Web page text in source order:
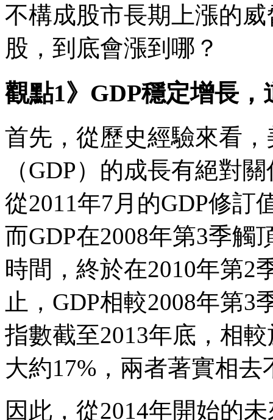
不構成股市長期上漲的
股，到底會漲到哪？
觀點1》GDP穩定增長
首先，從歷史經驗來看
（GDP）的成長有絕對
從2011年7月的GDP修訂
而GDP在2008年第3季觸
時間，終於在2010年第2
止，GDP相較2008年第
指數截至2013年底，相
大約17%，兩者著實相去
因此，從2014年開始的